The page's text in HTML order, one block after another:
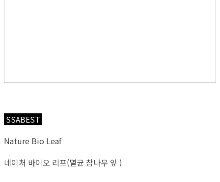
SSABEST
Nature Bio Leaf
네이처 바이오 리프(멸균 참나무 잎 )